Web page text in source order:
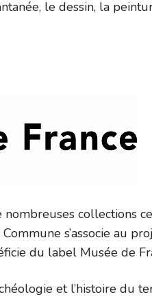
le dessin, la
collections
s’associe au
du label Musée de
et l’histoire du